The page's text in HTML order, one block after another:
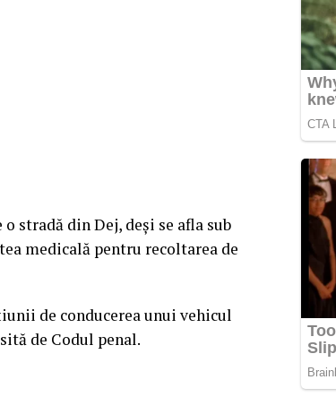
stradă din Dej, deși se afla sub
medicală pentru recoltarea de
de conducerea unui vehicul
de Codul penal.